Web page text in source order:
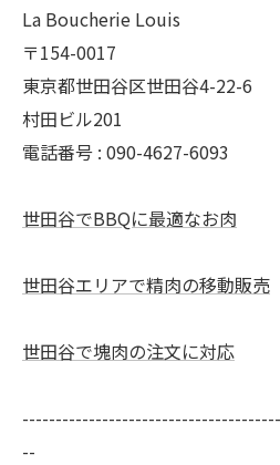
La Boucherie Louis
〒154-0017
東京都世田谷区世田谷4-22-6
村田ビル201
電話番号 : 090-4627-6093
世田谷でBBQに最適なお肉
世田谷エリアで精肉の移動販売
世田谷で塊肉の注文に対応
--